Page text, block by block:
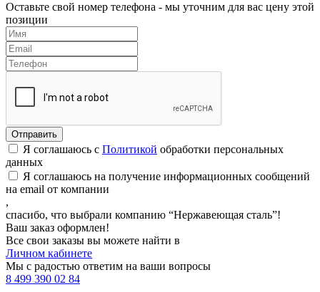
Оставьте свой номер телефона - мы уточним для вас цену этой
позиции
Я соглашаюсь с Политикой обработки персональных
данных
Я соглашаюсь на получение информационных сообщений
на email от компании
,
спасибо, что выбрали компанию “Нержавеющая сталь”!
Ваш заказ оформлен!
Все свои заказы вы можете найти в
Личном кабинете
Мы с радостью ответим на ваши вопросы
8 499 390 02 84